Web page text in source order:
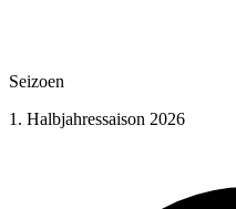
Seizoen
1. Halbjahressaison 2026